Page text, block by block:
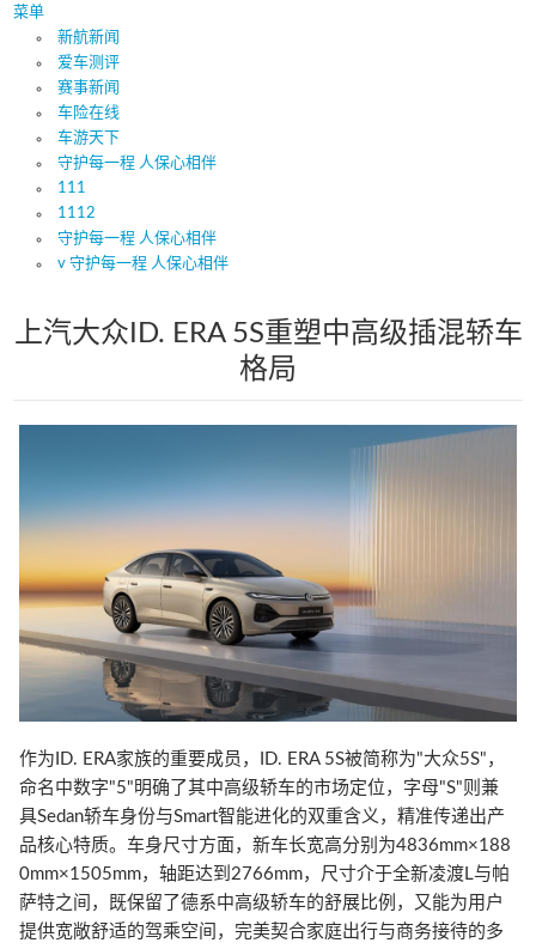
菜单
新航新闻
爱车测评
赛事新闻
车险在线
车游天下
守护每一程 人保心相伴
111
1112
守护每一程 人保心相伴
v 守护每一程 人保心相伴
上汽大众ID. ERA 5S重塑中高级插混轿车
格局
作为ID. ERA家族的重要成员，ID. ERA 5S被简称为"大众5S"，
命名中数字"5"明确了其中高级轿车的市场定位，字母"S"则兼
具Sedan轿车身份与Smart智能进化的双重含义，精准传递出产
品核心特质。车身尺寸方面，新车长宽高分别为4836mm×188
0mm×1505mm，轴距达到2766mm，尺寸介于全新凌渡L与帕
萨特之间，既保留了德系中高级轿车的舒展比例，又能为用户
提供宽敞舒适的驾乘空间，完美契合家庭出行与商务接待的多